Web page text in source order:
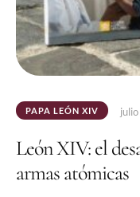
PAPA LEÓN XIV
León XIV: el
armas atómicas